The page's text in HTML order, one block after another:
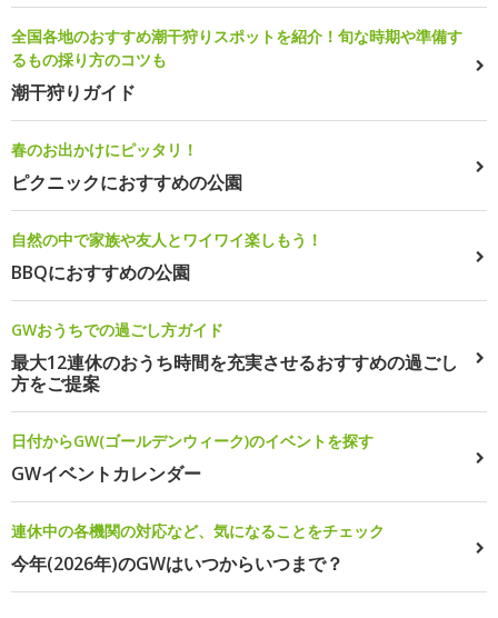
全国各地のおすすめ潮干狩りスポットを紹介！旬な時期や準備す
るもの採り方のコツも
潮干狩りガイド
春のお出かけにピッタリ！
ピクニックにおすすめの公園
自然の中で家族や友人とワイワイ楽しもう！
BBQにおすすめの公園
GWおうちでの過ごし方ガイド
最大12連休のおうち時間を充実させるおすすめの過ごし
方をご提案
日付からGW(ゴールデンウィーク)のイベントを探す
GWイベントカレンダー
連休中の各機関の対応など、気になることをチェック
今年(2026年)のGWはいつからいつまで？